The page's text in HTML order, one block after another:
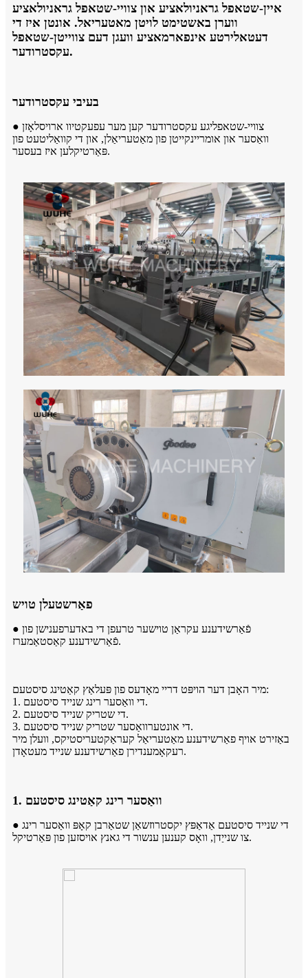
איין-שטאפל גראניולאציע און צוויי-שטאפל גראניולאציע
ווערן באשטימט לויטן מאטעריאל. אונטן איז די
דעטאלירטע אינפארמאציע וועגן דעם צווייטן-שטאפל
עקסטרודער.
בעיבי עקסטרודער
● צוויי-שטאפליגע עקסטרודער קען מער עפעקטיוו ארויסלאָזן
וואַסער און אומריינקייטן פון מאַטעריאַלן, און די קוואַליטעט פון
פּאַרטיקלען איז בעסער.
פאַרשטעלן טויש
● פֿאַרשידענע עקראַן טוישער טרעפן די באדערפענישן פון
פֿאַרשידענע קאַסטאַמערז.
מיר האָבן דער הויפּט דריי מאָדעס פון פּעלאַץ קאַטינג סיסטעם:
1. די וואַסער רינג שנייד סיסטעם.
2. די שטריק שנייד סיסטעם.
3. די אונטערוואַסער שטריק שנייד סיסטעם.
באַזירט אויף פאַרשידענע מאַטעריאַל קעראַקטעריסטיקס, וועלן מיר
רעקאָמענדירן פאַרשידענע שנייד מעטאָדן.
1. וואַסער רינג קאַטינג סיסטעם
● די שנייד סיסטעם אַדאַפּץ יקסטרוזשאַן שטאַרבן קאָפּ וואַסער רינג
צו שנייַדן, וואָס קענען ענשור די גאנץ אויסזען פון פּאַרטיקל.